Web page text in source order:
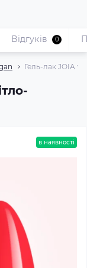
Гель-лак JOIA
Відгуків 0
в наявності